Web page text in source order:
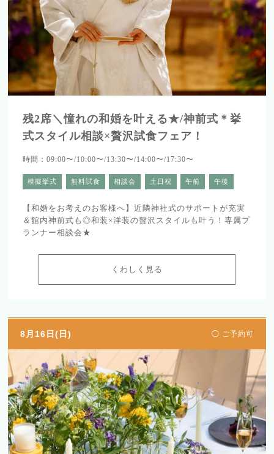
残2席＼憧れの和婚を叶える★/神前式＊挙
式スタイル相談×贅沢試食フェア！
時間：09:00〜/10:00〜/13:30〜/14:00〜/17:30〜
模擬挙式 無料試食 相談会 土日祝 午前 午後
【和婚をお考えのお客様へ】近隣神社式のサポートが充実
＆館内神前式も◎和装×洋装の贅沢スタイルも叶う！専属プ
ランナー相談会★
くわしく見る
8月16日(日) ◯ ご予約可